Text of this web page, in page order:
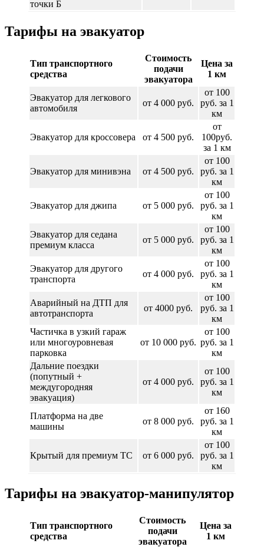
точки Б
Тарифы на эвакуатор
Тип транспортного
средства
Стоимость
подачи
эвакуатора
Цена за
1 км
Эвакуатор для легкового
автомобиля
от 4 000 руб.
от 100
руб. за 1
км
Эвакуатор для кроссовера от 4 500 руб.
от
100руб.
за 1 км
Эвакуатор для минивэна от 4 500 руб.
от 100
руб. за 1
км
Эвакуатор для джипа от 5 000 руб.
от 100
руб. за 1
км
Эвакуатор для седана
премиум класса
от 5 000 руб.
от 100
руб. за 1
км
Эвакуатор для другого
транспорта
от 4 000 руб.
от 100
руб. за 1
км
Аварийный на ДТП для
автотранспорта
от 4000 руб.
от 100
руб. за 1
км
Частичка в узкий гараж
или многоуровневая
парковка
от 10 000 руб.
от 100
руб. за 1
км
Дальние поездки
(попутный +
междугородняя
эвакуация)
от 4 000 руб.
от 100
руб. за 1
км
Платформа на две
машины
от 8 000 руб.
от 160
руб. за 1
км
Крытый для премиум ТС от 6 000 руб.
от 100
руб. за 1
км
Тарифы на эвакуатор-манипулятор
Тип транспортного
средства
Стоимость
подачи
эвакуатора
Цена за
1 км